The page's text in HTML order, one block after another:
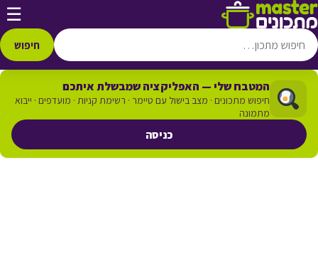
דלג לתוכן ☰
חיפוש
המטבח שלי — האפליקציה שמבשלת איתכם
חיפוש מתכונים · מצב בישול עם טיימר · רשימת קניות · מועדפים · ייבוא
מתמונה
כניסה